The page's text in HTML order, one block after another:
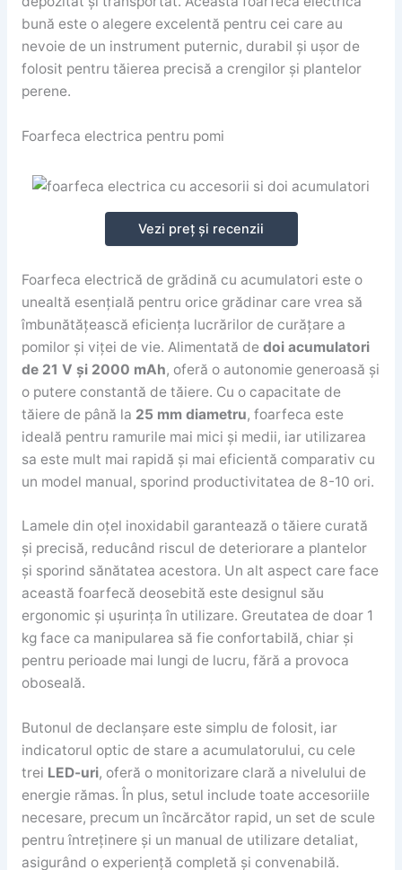
bună este o alegere excelentă pentru cei care au
nevoie de un instrument puternic, durabil și ușor de
folosit pentru tăierea precisă a crengilor și plantelor
perene.
Foarfeca electrica pentru pomi
Vezi preț și recenzii
Foarfeca electrică de grădină cu acumulatori este o
unealtă esențială pentru orice grădinar care vrea să
îmbunătățească eficiența lucrărilor de curățare a
pomilor și viței de vie. Alimentată de doi acumulatori
de 21 V și 2000 mAh, oferă o autonomie generoasă și
o putere constantă de tăiere. Cu o capacitate de
tăiere de până la 25 mm diametru, foarfeca este
ideală pentru ramurile mai mici și medii, iar utilizarea
sa este mult mai rapidă și mai eficientă comparativ cu
un model manual, sporind productivitatea de 8-10 ori.
Lamele din oțel inoxidabil garantează o tăiere curată
și precisă, reducând riscul de deteriorare a plantelor
și sporind sănătatea acestora. Un alt aspect care face
această foarfecă deosebită este designul său
ergonomic și ușurința în utilizare. Greutatea de doar 1
kg face ca manipularea să fie confortabilă, chiar și
pentru perioade mai lungi de lucru, fără a provoca
oboseală.
Butonul de declanșare este simplu de folosit, iar
indicatorul optic de stare a acumulatorului, cu cele
trei LED-uri, oferă o monitorizare clară a nivelului de
energie rămas. În plus, setul include toate accesoriile
necesare, precum un încărcător rapid, un set de scule
pentru întreținere și un manual de utilizare detaliat,
asigurând o experiență completă și convenabilă.